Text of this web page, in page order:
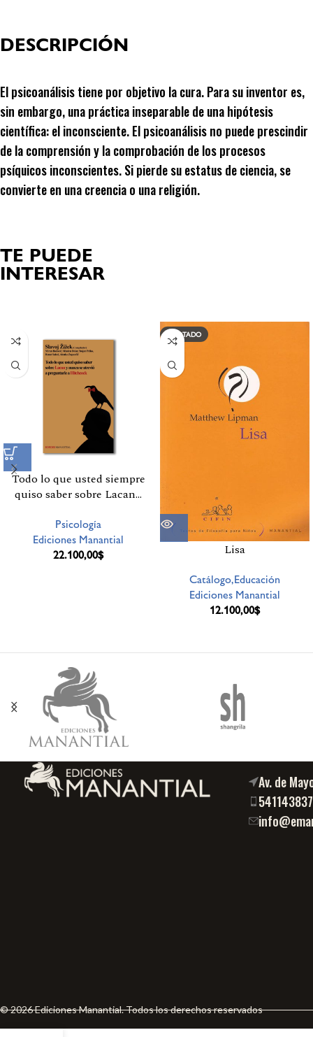
DESCRIPCIÓN
El psicoanálisis tiene por objetivo la cura. Para su inventor es,
sin embargo, una práctica inseparable de una hipótesis
científica: el inconsciente. El psicoanálisis no puede prescindir
de la comprensión y la comprobación de los procesos
psíquicos inconscientes. Si pierde su estatus de ciencia, se
convierte en una creencia o una religión.
TE PUEDE
INTERESAR
Todo lo que usted siempre
quiso saber sobre Lacan…
Psicología
Ediciones Manantial
22.100,00$
AGOTADO
Lisa
Catálogo,Educación
Ediciones Manantial
12.100,00$
Av. de
© 2026 Ediciones Manantial. Todos los derechos reservados